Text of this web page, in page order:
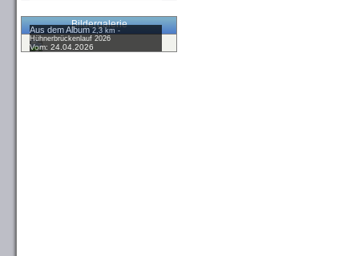
Bildergalerie
Aus dem Album2,3 km -
Hühnerbrückenlauf 2026
Vom: 24.04.2026